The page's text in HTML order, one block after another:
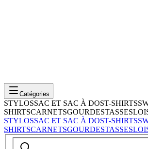
Catégories
STYLOSSAC ET SAC À DOST-SHIRTS
SHIRTSCARNETSGOURDESTASSES
STYLOSSAC ET SAC À DOST-SHIRTS
SHIRTSCARNETSGOURDESTASSES